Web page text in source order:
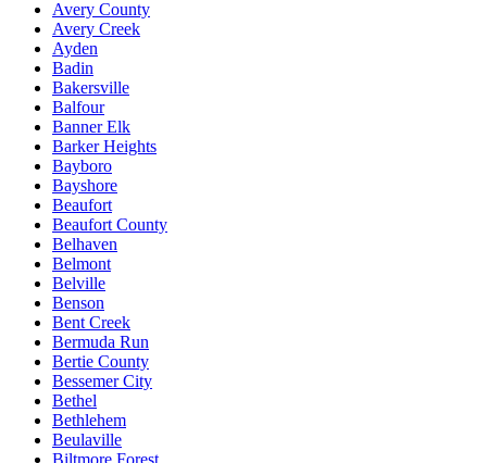
Avery County
Avery Creek
Ayden
Badin
Bakersville
Balfour
Banner Elk
Barker Heights
Bayboro
Bayshore
Beaufort
Beaufort County
Belhaven
Belmont
Belville
Benson
Bent Creek
Bermuda Run
Bertie County
Bessemer City
Bethel
Bethlehem
Beulaville
Biltmore Forest